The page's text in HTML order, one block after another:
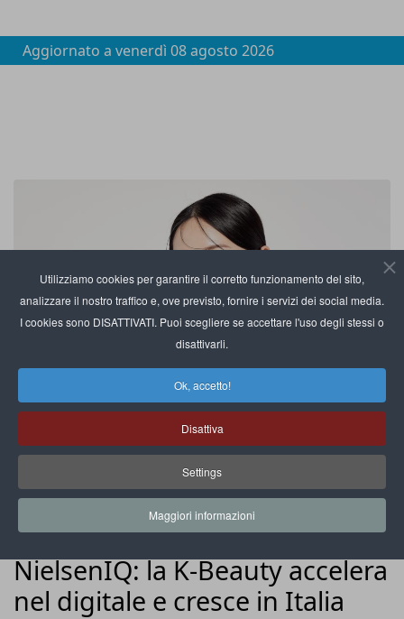
Utilizziamo cookies per garantire il corretto funzionamento del sito,
analizzare il nostro traffico e, ove previsto, fornire i servizi dei social media.
I cookies sono DISATTIVATI. Puoi scegliere se accettare l'uso degli stessi o
disattivarli.
Ok, accetto!
Disattiva
Settings
Maggiori informazioni
Aggiornato a venerdì 08 agosto 2026
In Italia la penetrazione online della cosmetica coreana è
passata dal 9% al 21% negli ultimi tre anni
NielsenIQ: la K-Beauty accelera
nel digitale e cresce in Italia